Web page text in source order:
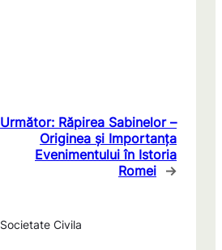
Următor: Răpirea Sabinelor –
Originea și Importanța
Evenimentului în Istoria
Romei →
Societate Civila